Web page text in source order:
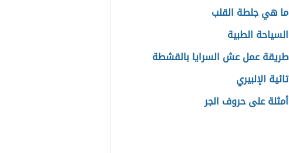
ما هي جلطة القلب
السياحة الطبية
طريقة عمل عش السرايا بالقشطة
تائية الإلبيري
أمثلة على حروف الجر